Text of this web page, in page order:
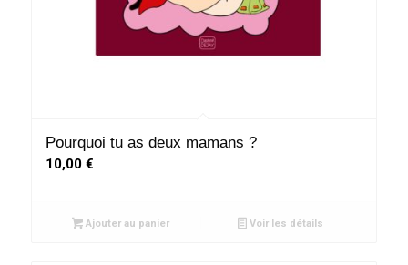
Pourquoi tu as deux mamans ?
10,00 €
Ajouter au panier Voir les détails